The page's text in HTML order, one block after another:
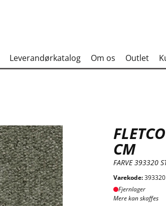
Leverandørkatalog Om os Outlet
CM
FARVE 393320
Varekode:
Fjernlager
Mere kan skaffes